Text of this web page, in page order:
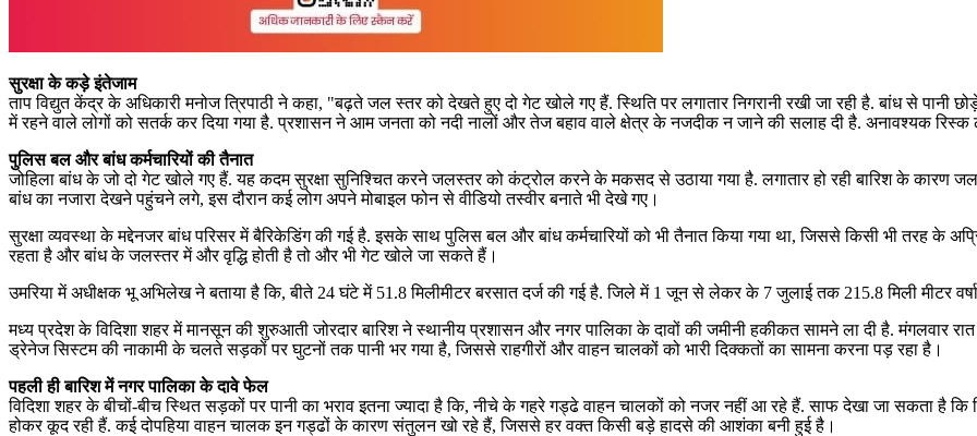
सुरक्षा के कड़े इंतेजाम
ताप विद्युत केंद्र के अधिकारी मनोज त्रिपाठी ने कहा, "बढ़ते जल स्तर को देखते हुए दो गेट खोले गए हैं. स्थिति पर लगातार निगरानी रखी जा रही है. बांध से पानी
में रहने वाले लोगों को सतर्क कर दिया गया है. प्रशासन ने आम जनता को नदी नालों और तेज बहाव वाले क्षेत्र के नजदीक न जाने की सलाह दी है. अनावश्यक रिस्क
पुलिस बल और बांध कर्मचारियों की तैनात
जोहिला बांध के जो दो गेट खोले गए हैं. यह कदम सुरक्षा सुनिश्चित करने जलस्तर को कंट्रोल करने के मकसद से उठाया गया है. लगातार हो रही बारिश के कारण
बांध का नजारा देखने पहुंचने लगे, इस दौरान कई लोग अपने मोबाइल फोन से वीडियो तस्वीर बनाते भी देखे गए।
सुरक्षा व्यवस्था के मद्देनजर बांध परिसर में बैरिकेडिंग की गई है. इसके साथ पुलिस बल और बांध कर्मचारियों को भी तैनात किया गया था, जिससे किसी भी तरह के
रहता है और बांध के जलस्तर में और वृद्धि होती है तो और भी गेट खोले जा सकते हैं।
उमरिया में अधीक्षक भू अभिलेख ने बताया है कि, बीते 24 घंटे में 51.8 मिलीमीटर बरसात दर्ज की गई है. जिले में 1 जून से लेकर के 7 जुलाई तक 215.8 मिली मीटर वर्षा
मध्य प्रदेश के विदिशा शहर में मानसून की शुरुआती जोरदार बारिश ने स्थानीय प्रशासन और नगर पालिका के दावों की जमीनी हकीकत सामने ला दी है. मंगलवार
ड्रेनेज सिस्टम की नाकामी के चलते सड़कों पर घुटनों तक पानी भर गया है, जिससे राहगीरों और वाहन चालकों को भारी दिक्कतों का सामना करना पड़ रहा है।
पहली ही बारिश में नगर पालिका के दावे फेल
विदिशा शहर के बीचों-बीच स्थित सड़कों पर पानी का भराव इतना ज्यादा है कि, नीचे के गहरे गड्ढे वाहन चालकों को नजर नहीं आ रहे हैं. साफ देखा जा सकता है
होकर कूद रही हैं. कई दोपहिया वाहन चालक इन गड्ढों के कारण संतुलन खो रहे हैं, जिससे हर वक्त किसी बड़े हादसे की आशंका बनी हुई है।